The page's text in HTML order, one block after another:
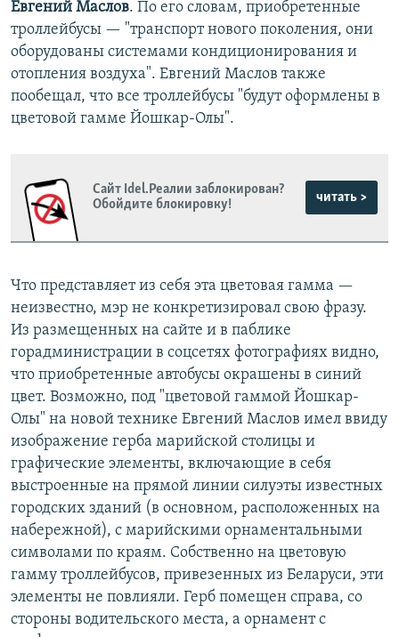
Евгений Маслов. По его словам, приобретенные
троллейбусы — "транспорт нового поколения, они
оборудованы системами кондиционирования и
отопления воздуха". Евгений Маслов также
пообещал, что все троллейбусы "будут оформлены в
цветовой гамме Йошкар-Олы".
Сайт Idel.Реалии заблокирован?
Обойдите блокировку!
читать >
Что представляет из себя эта цветовая гамма —
неизвестно, мэр не конкретизировал свою фразу.
Из размещенных на сайте и в паблике
горадминистрации в соцсетях фотографиях видно,
что приобретенные автобусы окрашены в синий
цвет. Возможно, под "цветовой гаммой Йошкар-
Олы" на новой технике Евгений Маслов имел ввиду
изображение герба марийской столицы и
графические элементы, включающие в себя
выстроенные на прямой линии силуэты известных
городских зданий (в основном, расположенных на
набережной), с марийскими орнаментальными
символами по краям. Собственно на цветовую
гамму троллейбусов, привезенных из Беларуси, эти
элементы не повлияли. Герб помещен справа, со
стороны водительского места, а орнамент с